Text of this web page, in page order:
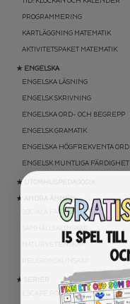
PROGRAMMERING
KARTLÄGGNING MATEMATIK
AKTIVITETSPAKET MATEMATIK
★ ENGELSKA
ENGELSKA LÄSNING
ENGELSK SKRIVNING
ENGELSKA ORD- OCH BEGREPP
ENGELSK GRAMATIK
ENGELSKA HÖGFREKVENTA ORD
ENGELSK MUNTLIGA FÄRDIGHET
★ UTOMHUSPEDAGOGIK
★ ANDRA ÄMNEN
SOCIALA FÄRDIGHETER
NATURVETENSKAP
★ SERIER
ESCAPE ROOMS